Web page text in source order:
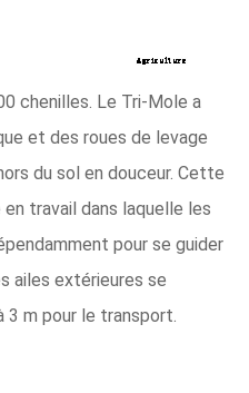
chenilles. Le Tri-Mole a
et des roues de levage
du sol en douceur. Cette
travail dans laquelle les
pour se guider
ailes extérieures se
m pour le transport.